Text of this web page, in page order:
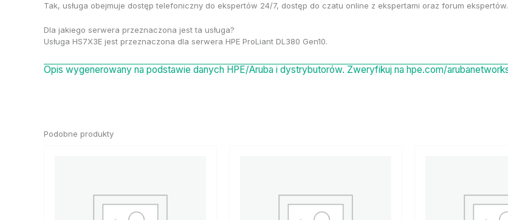
Tak, usługa obejmuje dostęp telefoniczny do ekspertów 24/7, dostęp do czatu online z ekspertami oraz forum ekspertów.
Dla jakiego serwera przeznaczona jest ta usługa?
Usługa HS7X3E jest przeznaczona dla serwera HPE ProLiant DL380 Gen10.
Opis wygenerowany na podstawie danych HPE/Aruba i dystrybutorów. Zweryfikuj na hpe.com/
Podobne produkty